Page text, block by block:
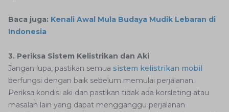
Baca juga: Kenali Awal Mula Budaya Mudik Lebaran di
Indonesia
3. Periksa Sistem Kelistrikan dan Aki
Jangan lupa, pastikan semua sistem kelistrikan mobil
berfungsi dengan baik sebelum memulai perjalanan.
Periksa kondisi aki dan pastikan tidak ada korsleting atau
masalah lain yang dapat mengganggu perjalanan